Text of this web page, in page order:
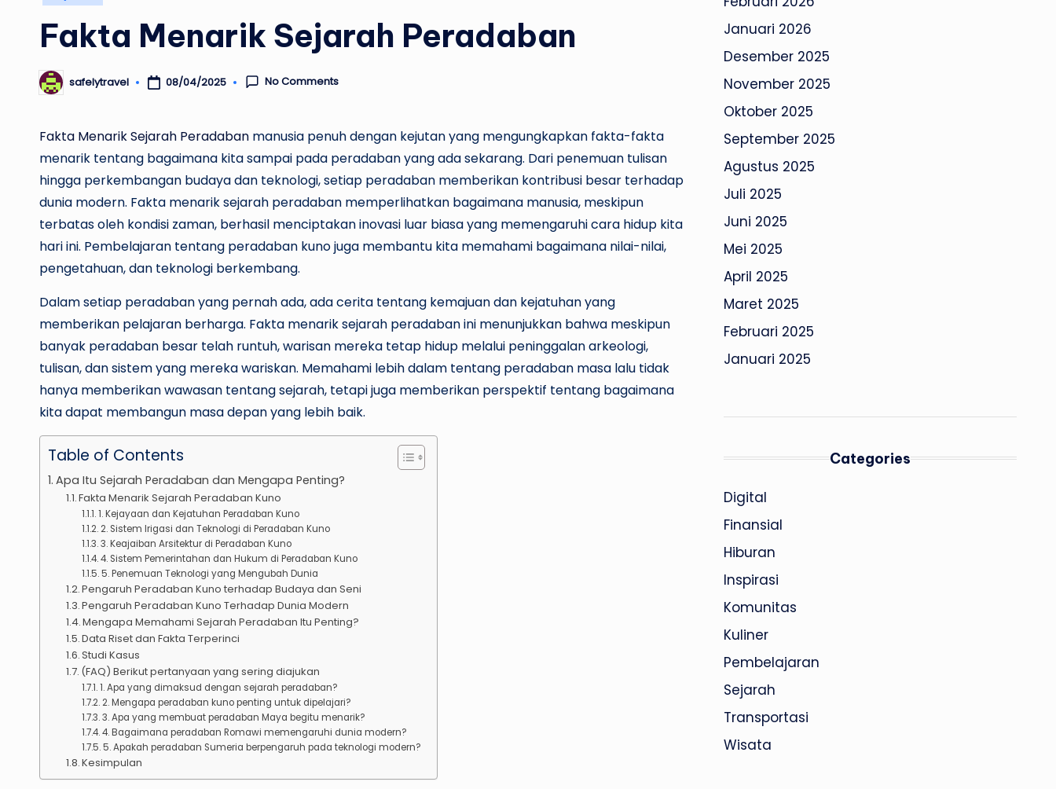
Fakta Menarik Sejarah Peradaban
Posted
by
safelytravel 08/04/2025 No Comments
Fakta Menarik Sejarah Peradaban manusia penuh dengan kejutan yang mengungkapkan fakta-fakta
menarik tentang bagaimana kita sampai pada peradaban yang ada sekarang. Dari penemuan tulisan
hingga perkembangan budaya dan teknologi, setiap peradaban memberikan kontribusi besar terhadap
dunia modern. Fakta menarik sejarah peradaban memperlihatkan bagaimana manusia, meskipun
terbatas oleh kondisi zaman, berhasil menciptakan inovasi luar biasa yang memengaruhi cara hidup kita
hari ini. Pembelajaran tentang peradaban kuno juga membantu kita memahami bagaimana nilai-nilai,
pengetahuan, dan teknologi berkembang.
Dalam setiap peradaban yang pernah ada, ada cerita tentang kemajuan dan kejatuhan yang
memberikan pelajaran berharga. Fakta menarik sejarah peradaban ini menunjukkan bahwa meskipun
banyak peradaban besar telah runtuh, warisan mereka tetap hidup melalui peninggalan arkeologi,
tulisan, dan sistem yang mereka wariskan. Memahami lebih dalam tentang peradaban masa lalu tidak
hanya memberikan wawasan tentang sejarah, tetapi juga memberikan perspektif tentang bagaimana
kita dapat membangun masa depan yang lebih baik.
Table of Contents
Apa Itu Sejarah Peradaban dan Mengapa Penting?
Fakta Menarik Sejarah Peradaban Kuno
1. Kejayaan dan Kejatuhan Peradaban Kuno
2. Sistem Irigasi dan Teknologi di Peradaban Kuno
3. Keajaiban Arsitektur di Peradaban Kuno
4. Sistem Pemerintahan dan Hukum di Peradaban Kuno
5. Penemuan Teknologi yang Mengubah Dunia
Pengaruh Peradaban Kuno terhadap Budaya dan Seni
Pengaruh Peradaban Kuno Terhadap Dunia Modern
Mengapa Memahami Sejarah Peradaban Itu Penting?
Data Riset dan Fakta Terperinci
Studi Kasus
(FAQ) Berikut pertanyaan yang sering diajukan
1. Apa yang dimaksud dengan sejarah peradaban?
2. Mengapa peradaban kuno penting untuk dipelajari?
3. Apa yang membuat peradaban Maya begitu menarik?
4. Bagaimana peradaban Romawi memengaruhi dunia modern?
5. Apakah peradaban Sumeria berpengaruh pada teknologi modern?
Kesimpulan
Januari 2026
Desember 2025
November 2025
Oktober 2025
September 2025
Agustus 2025
Juli 2025
Juni 2025
Mei 2025
April 2025
Maret 2025
Februari 2025
Januari 2025
Categories
Digital
Finansial
Hiburan
Inspirasi
Komunitas
Kuliner
Pembelajaran
Sejarah
Transportasi
Wisata